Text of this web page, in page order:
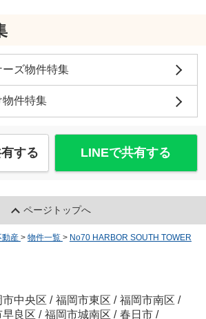
ーズ物件特集
物件特集
する LINEで共有する
ページトップへ
動産 > 物件一覧 > No70 HARBOR SOUTH TOWER
市中央区 / 福岡市東区 / 福岡市南区 /
良区 / 福岡市城南区 / 春日市 /